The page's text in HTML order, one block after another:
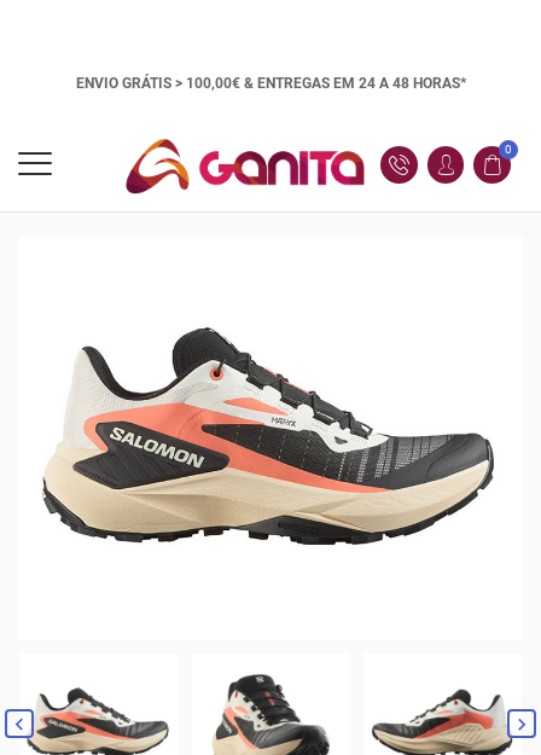
ENVIO GRÁTIS > 100,00€ & ENTREGAS EM 24 A 48 HORAS*
0
 